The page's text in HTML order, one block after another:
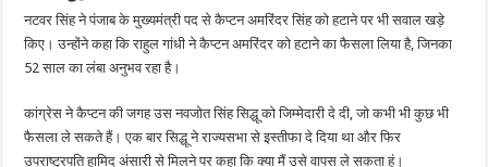
नटवर सिंह ने पंजाब के मुख्यमंत्री पद से कैप्टन अमरिंदर सिंह को हटाने पर भी सवाल खड़े
किए। उन्होंने कहा कि राहुल गांधी ने कैप्टन अमरिंदर को हटाने का फैसला लिया है, जिनका
52 साल का लंबा अनुभव रहा है।
कांग्रेस ने कैप्टन की जगह उस नवजोत सिंह सिद्धू को जिम्मेदारी दे दी, जो कभी भी कुछ भी
फैसला ले सकते हैं। एक बार सिद्धू ने राज्यसभा से इस्तीफा दे दिया था और फिर
उपराष्ट्रपति हामिद अंसारी से मिलने पर कहा कि क्या मैं उसे वापस ले सकता हूं।